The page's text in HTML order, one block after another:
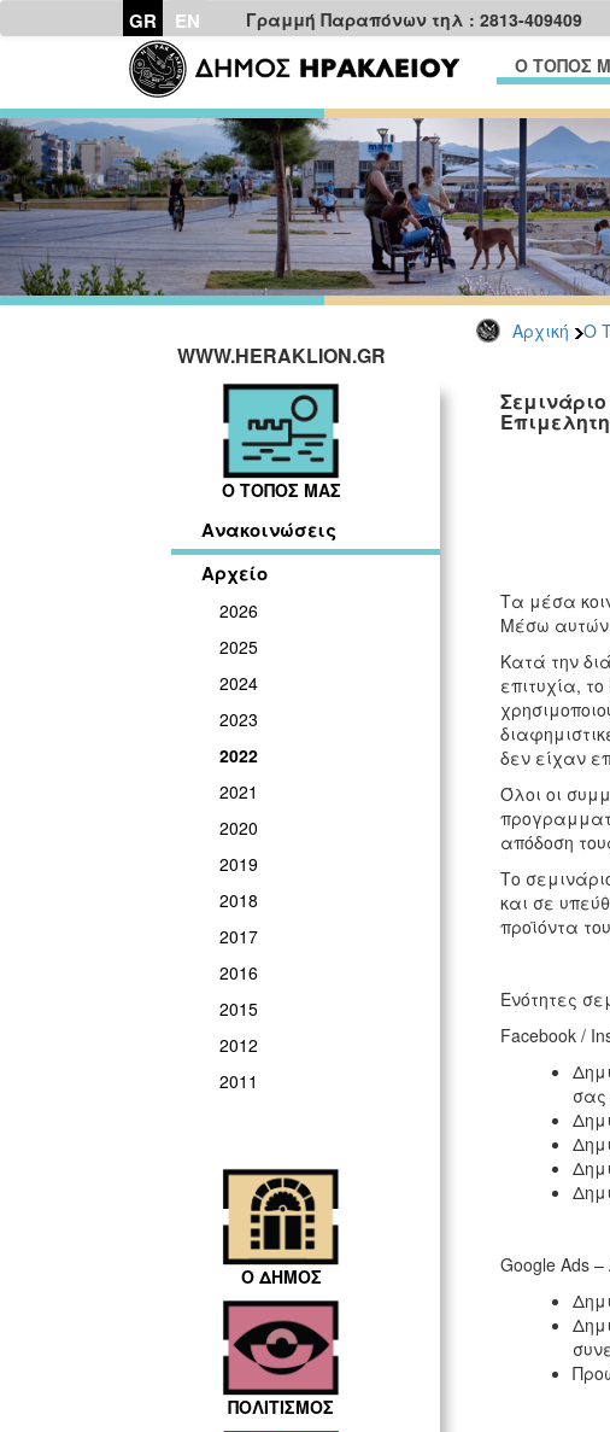
GR EN Γραμμή Παραπόνων τηλ : 2813-409409
Ο ΤΟΠΟΣ
Αρχική Ο
WWW.HERAKLION.GR
Ο ΤΟΠΟΣ ΜΑΣ
Ανακοινώσεις
Αρχείο
2026
2025
2024
2023
2022
2021
2020
2019
2018
2017
2016
2015
2012
2011
Ο ΔΗΜΟΣ
ΠΟΛΙΤΙΣΜΟΣ
Τα μέσα
Μέσω
Κατά την
επιτυχία,
δεν είχαν
Όλοι οι
απόδοση
Το
και σε
προϊόντα
Ενότητες
Facebook /
Google Ads